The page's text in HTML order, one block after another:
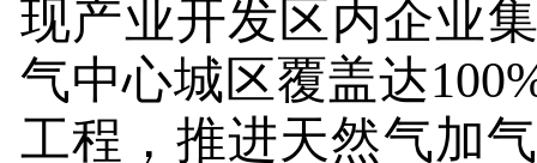
现产业开发区内企业
气中心城区覆盖达
工程，推进天然气加